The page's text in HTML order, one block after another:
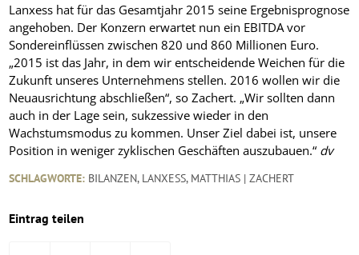
Lanxess hat für das Gesamtjahr 2015 seine Ergebnisprognose
angehoben. Der Konzern erwartet nun ein EBITDA vor
Sondereinflüssen zwischen 820 und 860 Millionen Euro.
„2015 ist das Jahr, in dem wir entscheidende Weichen für die
Zukunft unseres Unternehmens stellen. 2016 wollen wir die
Neuausrichtung abschließen“, so Zachert. „Wir sollten dann
auch in der Lage sein, sukzessive wieder in den
Wachstumsmodus zu kommen. Unser Ziel dabei ist, unsere
Position in weniger zyklischen Geschäften auszubauen.“ dv
SCHLAGWORTE: BILANZEN, LANXESS, MATTHIAS | ZACHERT
Eintrag teilen